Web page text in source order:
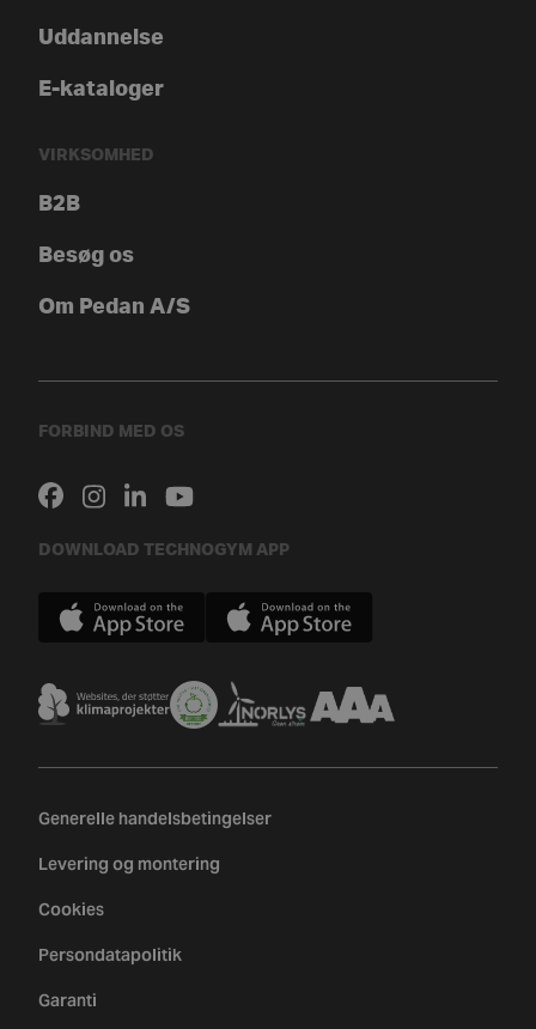
Uddannelse
E-kataloger
VIRKSOMHED
B2B
Besøg os
Om Pedan A/S
FORBIND MED OS
DOWNLOAD TECHNOGYM APP
Generelle handelsbetingelser
Levering og montering
Cookies
Persondatapolitik
Garanti